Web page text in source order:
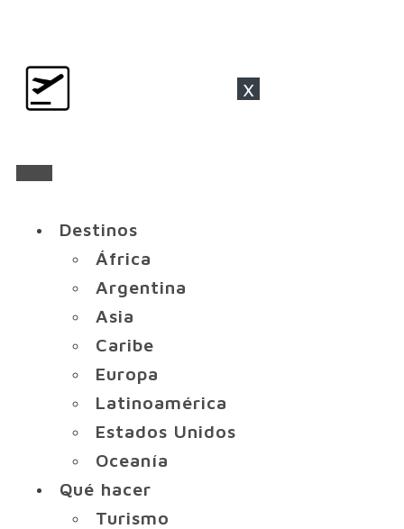
x
Destinos
África
Argentina
Asia
Caribe
Europa
Latinoamérica
Estados Unidos
Oceanía
Qué hacer
Turismo